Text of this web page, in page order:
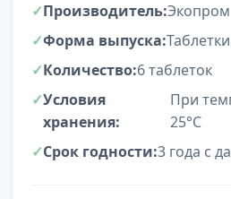
Производитель:Экопром
Форма выпуска:
Количество:6 таблеток
Условия
хранения:
При
25°С
Срок годности:3 года с